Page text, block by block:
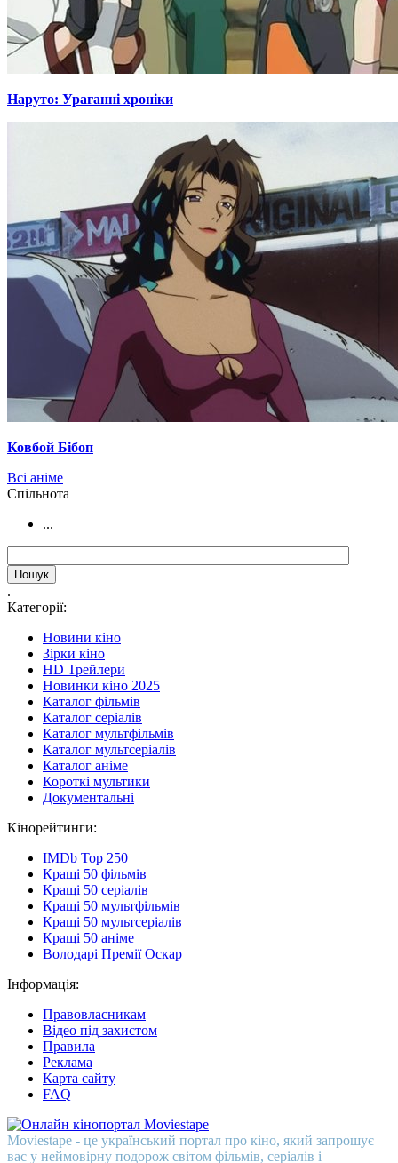
Наруто: Ураганні хроніки
Ковбой Бібоп
Всі аніме
Cпільнота
...
.
Категорії:
Новини кіно
Зірки кіно
HD Трейлери
Новинки кіно 2025
Каталог фільмів
Каталог серіалів
Каталог мультфільмів
Каталог мультсеріалів
Каталог аніме
Короткі мультики
Документальні
Кінорейтинги:
IMDb Top 250
Кращі 50 фільмів
Кращі 50 серіалів
Кращі 50 мультфільмів
Кращі 50 мультсеріалів
Кращі 50 аніме
Володарі Премії Оскар
Інформація:
Правовласникам
Відео під захистом
Правила
Реклама
Карта сайту
FAQ
Moviestape - це український портал про кіно, який запрошує
вас у неймовірну подорож світом фільмів, серіалів і